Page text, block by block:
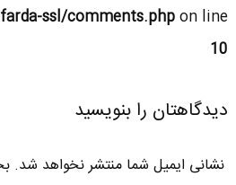
ssl/comments.phpon line
10
دیدگاهتان را بنویسید
نشانی ایمیل شما منتشر نخواهد شد.